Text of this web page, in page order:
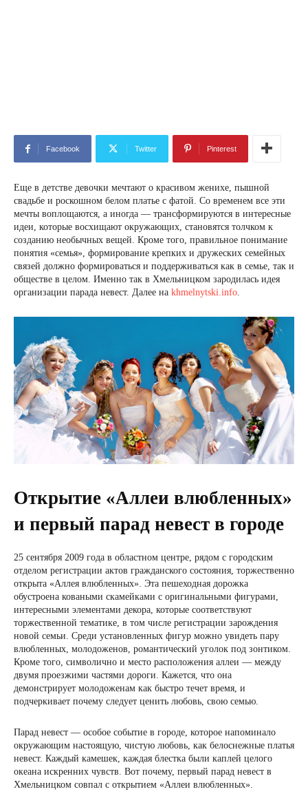
Facebook Twitter Pinterest
Еще в детстве девочки мечтают о красивом женихе, пышной
свадьбе и роскошном белом платье с фатой. Со временем все эти
мечты воплощаются, а иногда — трансформируются в интересные
идеи, которые восхищают окружающих, становятся толчком к
созданию необычных вещей. Кроме того, правильное понимание
понятия «семья», формирование крепких и дружеских семейных
связей должно формироваться и поддерживаться как в семье, так и
обществе в целом. Именно так в Хмельницком зародилась идея
организации парада невест. Далее на khmelnytski.info.
Открытие «Аллеи влюбленных»
и первый парад невест в городе
25 сентября 2009 года в областном центре, рядом с городским
отделом регистрации актов гражданского состояния, торжественно
открыта «Аллея влюбленных». Эта пешеходная дорожка
обустроена коваными скамейками с оригинальными фигурами,
интересными элементами декора, которые соответствуют
торжественной тематике, в том числе регистрации зарождения
новой семьи. Среди установленных фигур можно увидеть пару
влюбленных, молодоженов, романтический уголок под зонтиком.
Кроме того, символично и место расположения аллеи — между
двумя проезжими частями дороги. Кажется, что она
демонстрирует молодоженам как быстро течет время, и
подчеркивает почему следует ценить любовь, свою семью.
Парад невест — особое событие в городе, которое напоминало
окружающим настоящую, чистую любовь, как белоснежные платья
невест. Каждый камешек, каждая блестка были каплей целого
океана искренних чувств. Вот почему, первый парад невест в
Хмельницком совпал с открытием «Аллеи влюбленных».